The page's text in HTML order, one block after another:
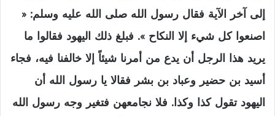
إلى آخر الآية فقال رسول الله صلى الله عليه وسلم: «
اصنعوا كل شيء إلا النكاح ». فبلغ ذلك اليهود فقالوا ما
يريد هذا الرجل أن يدع من أمرنا شيئاً إلا خالفنا فيه، فجاء
أسيد بن حضير وعباد بن بشر فقالا يا رسول الله أن
اليهود تقول كذا وكذا. فلا نجامعهن فتغير وجه رسول الله